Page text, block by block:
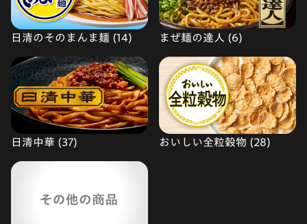
日清のそのまんま麺 (14) まぜ麺の達人 (6)
日清中華 (37) おいしい全粒穀物 (28)